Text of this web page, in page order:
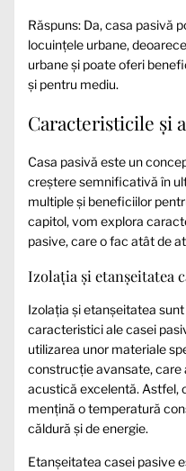
Răspuns: Da, casa pasivă
locuințele urbane,
urbane și poate oferi
și pentru mediu.
Caracteristicile și
Casa pasivă este un
creștere semnificativă în
multiple și beneficiilor
capitol, vom explora
pasive, care o fac atât de
Izolația și etanșeitatea
Izolația și etanșeitatea
caracteristici ale casei
utilizarea unor materiale
construcție avansate, care
acustică excelentă. Astfel,
mențină o temperatură
căldură și de energie.
Etanșeitatea casei pasive